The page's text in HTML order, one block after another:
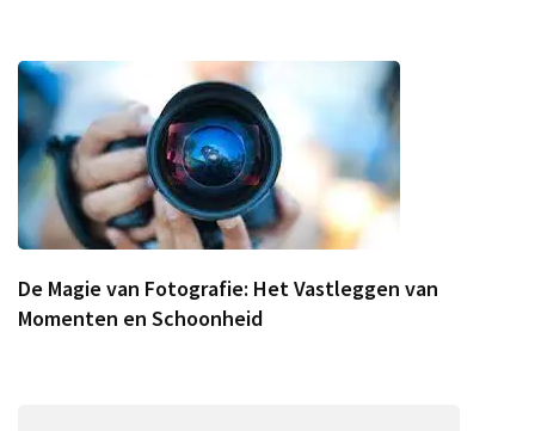
De Magie van Fotografie: Het Vastleggen van
Momenten en Schoonheid